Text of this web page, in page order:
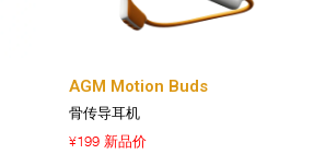
AGM Motion Buds
骨传导耳机
¥199 新品价